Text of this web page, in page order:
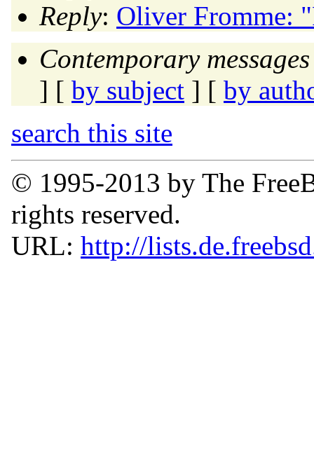
Reply: Oliver Fromme:
Contemporary
] [ by subject ] [ by
search this site
© 1995-2013 by The
rights reserved.
URL: http://